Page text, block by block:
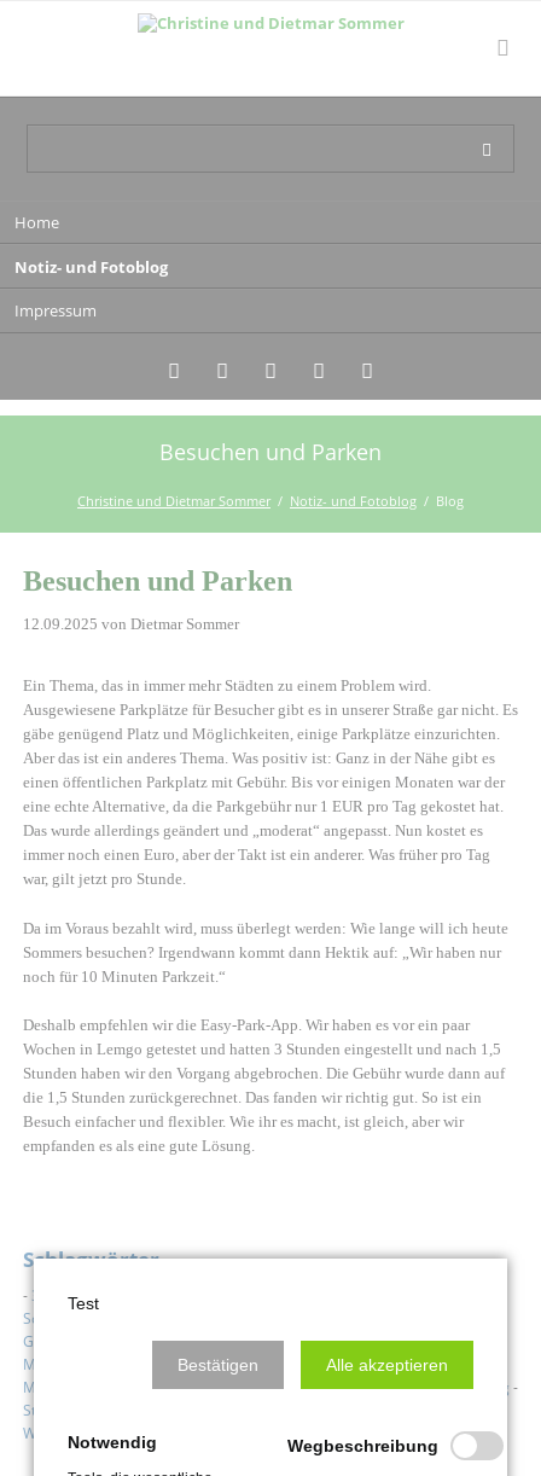
überspringen
Home
Notiz- und Fotoblog
Impressum
TwitterLinkedInInstagramFacebookRSS-
Besuchen und Parken
Christine und Dietmar Sommer Notiz- und Fotoblog Blog
Besuchen und Parken
12.09.2025 von Dietmar Sommer
Ein Thema, das in immer mehr Städten zu einem Problem wird.
Ausgewiesene Parkplätze für Besucher gibt es in unserer Straße gar nicht. Es
gäbe genügend Platz und Möglichkeiten, einige Parkplätze einzurichten.
Aber das ist ein anderes Thema. Was positiv ist: Ganz in der Nähe gibt es
einen öffentlichen Parkplatz mit Gebühr. Bis vor einigen Monaten war der
eine echte Alternative, da die Parkgebühr nur 1 EUR pro Tag gekostet hat.
Das wurde allerdings geändert und „moderat“ angepasst. Nun kostet es
immer noch einen Euro, aber der Takt ist ein anderer. Was früher pro Tag
war, gilt jetzt pro Stunde.
Da im Voraus bezahlt wird, muss überlegt werden: Wie lange will ich heute
Sommers besuchen? Irgendwann kommt dann Hektik auf: „Wir haben nur
noch für 10 Minuten Parkzeit.“
Deshalb empfehlen wir die Easy-Park-App. Wir haben es vor ein paar
Wochen in Lemgo getestet und hatten 3 Stunden eingestellt und nach 1,5
Stunden haben wir den Vorgang abgebrochen. Die Gebühr wurde dann auf
die 1,5 Stunden zurückgerechnet. Das fanden wir richtig gut. So ist ein
Besuch einfacher und flexibler. Wie ihr es macht, ist gleich, aber wir
empfanden es als eine gute Lösung.
Schlagwörter
-3d Abschied
Schleife
Gendern
Juist-Kamera-Kirchhof-Kissenschlacht-Kloster
Möllenbeck
Krankheit-Künstliche Intelligenz-Kurpark-Langeoog
Minigolf
Politik-Rom-Satire Schloss Brake-St.-Peter-Ording -
Stoma
Wesertour
Zuversicht
Test
Bestätigen Alle akzeptieren
Notwendig Wegbeschreibung